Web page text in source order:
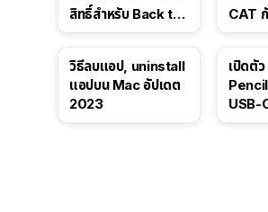
สิทธิ์สำหรับ Back to
CAT
วิธีลบแอป, uninstall
แอปบน Mac อัปเดต
2023
เปิดตั
USB-